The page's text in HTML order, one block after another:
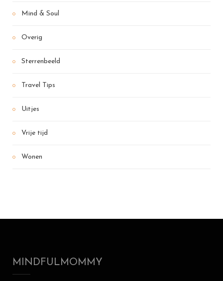
Mind & Soul
Overig
Sterrenbeeld
Travel Tips
Uitjes
Vrije tijd
Wonen
MINDFULMOMMY